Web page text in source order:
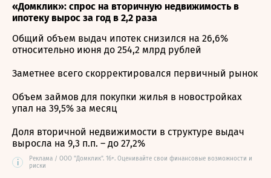
«Домклик»: спрос на вторичную недвижимость в
ипотеку вырос за год в 2,2 раза
Общий объем выдач ипотек снизился на 26,6%
относительно июня до 254,2 млрд рублей
Заметнее всего скорректировался первичный рынок
Объем займов для покупки жилья в новостройках
упал на 39,5% за месяц
Доля вторичной недвижимости в структуре выдач
выросла на 9,3 п.п. – до 27,2%
i
Реклама / ООО "Домклик". 16+. Оценивайте свои финансовые возможности и
риски